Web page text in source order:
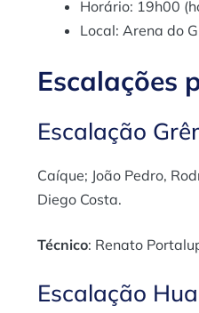
Horário: 19h00
Local: Arena do
Escalações
Escalação
Caíque; João Pedro,
Diego Costa.
Técnico: Renato
Escalação